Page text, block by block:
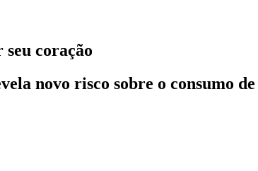
coração
novo risco sobre o consumo